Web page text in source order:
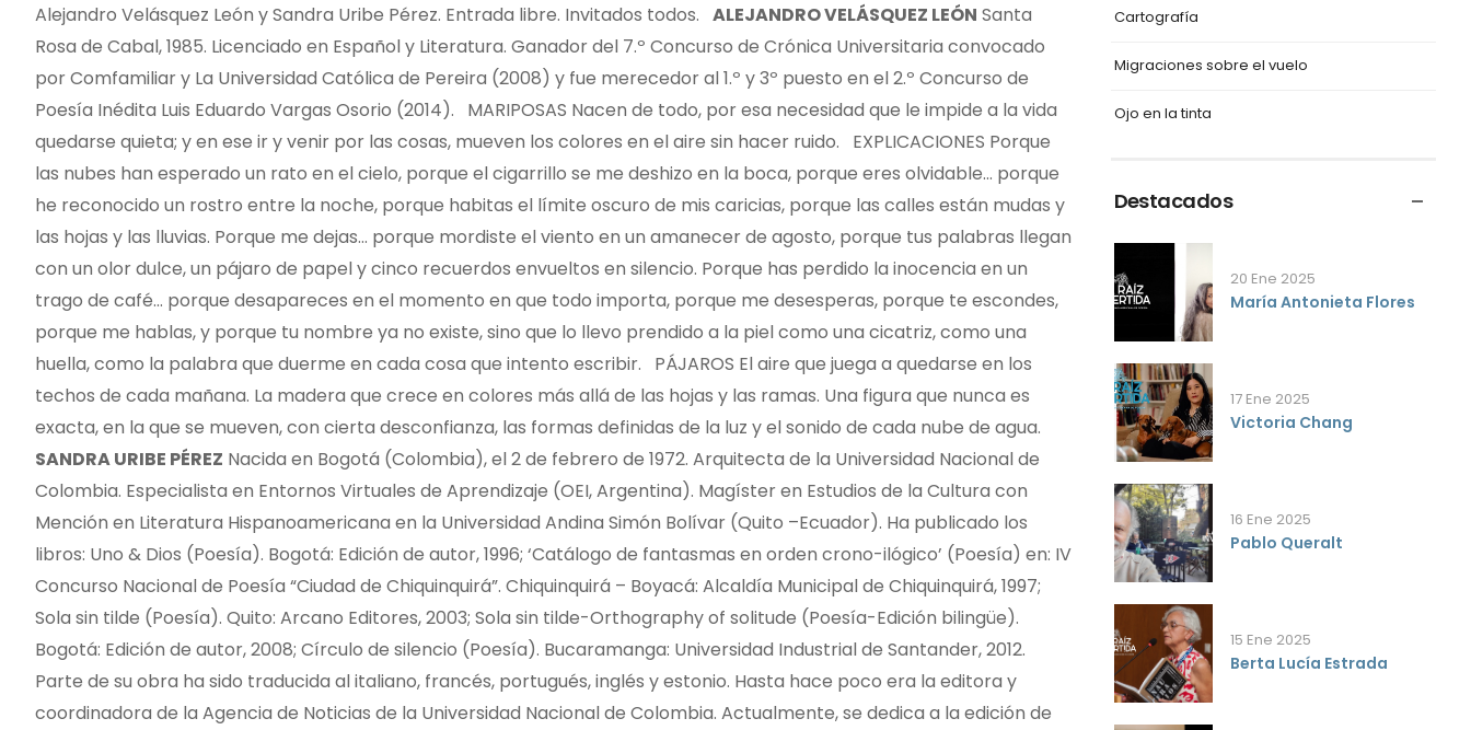
Alejandro Velásquez León y Sandra Uribe Pérez. Entrada libre. Invitados todos. ALEJANDRO VELÁSQUEZ LEÓN Santa
Rosa de Cabal, 1985. Licenciado en Español y Literatura. Ganador del 7.º Concurso de Crónica Universitaria convocado
por Comfamiliar y La Universidad Católica de Pereira (2008) y fue merecedor al 1.º y 3º puesto en el 2.º Concurso de
Poesía Inédita Luis Eduardo Vargas Osorio (2014). MARIPOSAS Nacen de todo, por esa necesidad que le impide a la vida
quedarse quieta; y en ese ir y venir por las cosas, mueven los colores en el aire sin hacer ruido. EXPLICACIONES Porque
las nubes han esperado un rato en el cielo, porque el cigarrillo se me deshizo en la boca, porque eres olvidable... porque
he reconocido un rostro entre la noche, porque habitas el límite oscuro de mis caricias, porque las calles están mudas y
las hojas y las lluvias. Porque me dejas... porque mordiste el viento en un amanecer de agosto, porque tus palabras llegan
con un olor dulce, un pájaro de papel y cinco recuerdos envueltos en silencio. Porque has perdido la inocencia en un
trago de café... porque desapareces en el momento en que todo importa, porque me desesperas, porque te escondes,
porque me hablas, y porque tu nombre ya no existe, sino que lo llevo prendido a la piel como una cicatriz, como una
huella, como la palabra que duerme en cada cosa que intento escribir. PÁJAROS El aire que juega a quedarse en los
techos de cada mañana. La madera que crece en colores más allá de las hojas y las ramas. Una figura que nunca es
exacta, en la que se mueven, con cierta desconfianza, las formas definidas de la luz y el sonido de cada nube de agua.
SANDRA URIBE PÉREZ Nacida en Bogotá (Colombia), el 2 de febrero de 1972. Arquitecta de la Universidad Nacional de
Colombia. Especialista en Entornos Virtuales de Aprendizaje (OEI, Argentina). Magíster en Estudios de la Cultura con
Mención en Literatura Hispanoamericana en la Universidad Andina Simón Bolívar (Quito –Ecuador). Ha publicado los
libros: Uno & Dios (Poesía). Bogotá: Edición de autor, 1996; ‘Catálogo de fantasmas en orden crono-ilógico’ (Poesía) en: IV
Concurso Nacional de Poesía “Ciudad de Chiquinquirá”. Chiquinquirá – Boyacá: Alcaldía Municipal de Chiquinquirá, 1997;
Sola sin tilde (Poesía). Quito: Arcano Editores, 2003; Sola sin tilde-Orthography of solitude (Poesía-Edición bilingüe).
Bogotá: Edición de autor, 2008; Círculo de silencio (Poesía). Bucaramanga: Universidad Industrial de Santander, 2012.
Parte de su obra ha sido traducida al italiano, francés, portugués, inglés y estonio. Hasta hace poco era la editora y
coordinadora de la Agencia de Noticias de la Universidad Nacional de Colombia. Actualmente, se dedica a la edición de
Cartografía
Migraciones sobre el vuelo
Ojo en la tinta
Destacados
20 Ene 2025
María Antonieta Flores
17 Ene 2025
Victoria Chang
16 Ene 2025
Pablo Queralt
15 Ene 2025
Berta Lucía Estrada